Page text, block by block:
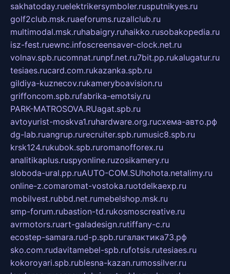
sakhatoday.ruelektrikersymboler.rusputnikyes.ru
golf2club.msk.ruaeforums.ruzallclub.ru
multimodal.msk.ruhabaigry.ruhaikko.rusobakopedia.ru
isz-fest.ruewnc.infoscreensaver-clock.net.ru
volnav.spb.rucomnat.runpf.net.ru7bit.pp.rukalugatur.ru
tesiaes.rucard.com.rukazanka.spb.ru
gildiya-kuznecov.rukameryboavision.ru
griffoncom.spb.rufabrika-emotsiy.ru
PARK-MATROSOVA.RUagat.spb.ru
avtoyurist-moskva1.ruhardware.org.ruсхема-авто.рф
dg-lab.ruangrup.rurecruiter.spb.rumusic8.spb.ru
krsk124.rukubok.spb.ruromanofforex.ru
analitikaplus.ruspyonline.ruzosikamery.ru
sloboda-ural.pp.ruAUTO-COM.SUhohota.netalimy.ru
online-z.comaromat-vostoka.ruotdelkaexp.ru
mobilvest.rubbd.net.rumebelshop.msk.ru
smp-forum.rubastion-td.rukosmoscreative.ru
avrmotors.ruart-galadesign.rutiffany-c.ru
ecostep-samara.rud-p.spb.ruгалактика73.рф
sko.com.rudavitamebel-spb.rufotsis.rutesiaes.ru
kokoroyari.spb.rublesna-kazan.rumossilver.ru